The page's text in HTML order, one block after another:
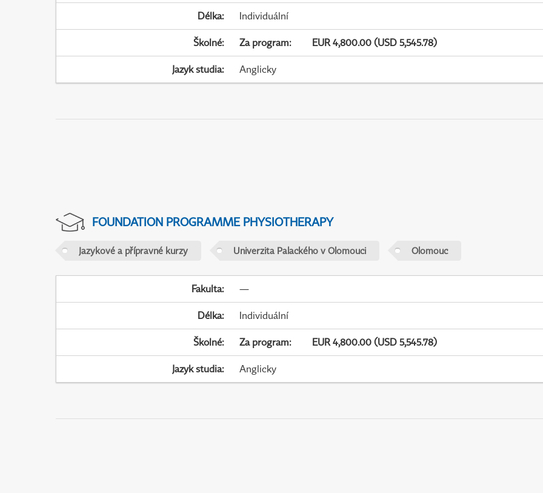
Délka: Individuální
Školné: Za program: EUR 4,800.00 (USD 5,545.78)
Jazyk studia: Anglicky
FOUNDATION PROGRAMME PHYSIOTHERAPY
Jazykové a přípravné kurzy Univerzita Palackého v Olomouci Olomouc
Fakulta: —
Délka: Individuální
Školné: Za program: EUR 4,800.00 (USD 5,545.78)
Jazyk studia: Anglicky